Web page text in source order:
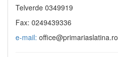
Telverde 0349919
Fax: 0249439336
e-mail: office@primariaslatina.ro